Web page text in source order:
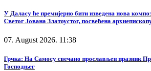
У Даласу ће премијерно бити изведена нова
Светог Јована Златоустог, посвећена
07. August 2026. 11:38
Грчка: На Самосу свечано прослављен празник
Господњег